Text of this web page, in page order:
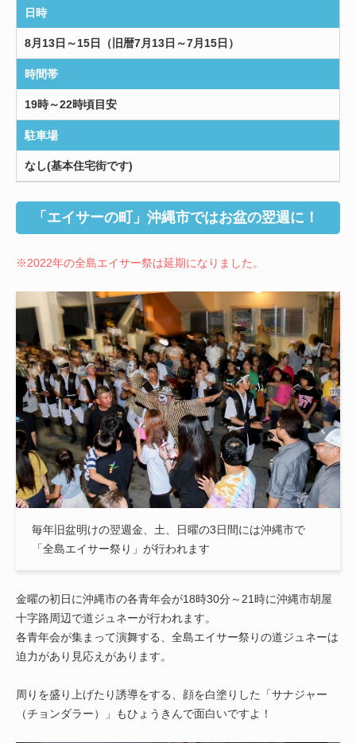
日時
8月13日～15日（旧暦7月13日～7月15日）
時間帯
19時～22時頃目安
駐車場
なし(基本住宅街です)
「エイサーの町」沖縄市ではお盆の翌週に！
※2022年の全島エイサー祭は延期になりました。
毎年旧盆明けの翌週金、土、日曜の3日間には沖縄市で
「全島エイサー祭り」が行われます
金曜の初日に沖縄市の各青年会が18時30分～21時に沖縄市胡屋
十字路周辺で道ジュネーが行われます。
各青年会が集まって演舞する、全島エイサー祭りの道ジュネーは
迫力があり見応えがあります。
周りを盛り上げたり誘導をする、顔を白塗りした「サナジャー
（チョンダラー）」もひょうきんで面白いですよ！